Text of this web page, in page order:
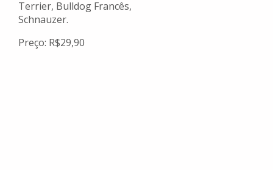
Terrier, Bulldog Francês,
Schnauzer.
Preço: R$29,90